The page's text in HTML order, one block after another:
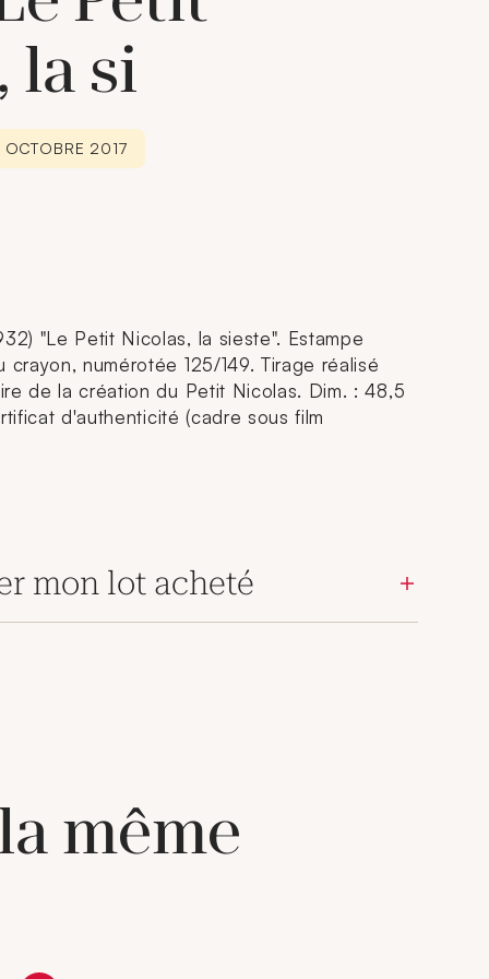
la si
2017
"Le Petit Nicolas, la sieste". Estampe
numérotée 125/149. Tirage réalisé
de la création du Petit Nicolas. Dim. : 48,5
d'authenticité (cadre sous film
mon lot acheté
même